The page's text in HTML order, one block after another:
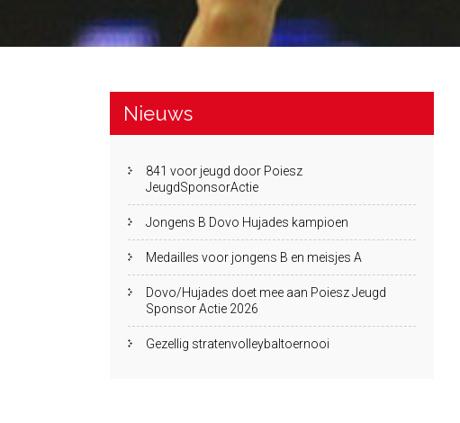
Nieuws
841 voor jeugd door Poiesz
JeugdSponsorActie
Jongens B Dovo Hujades kampioen
Medailles voor jongens B en meisjes A
Dovo/Hujades doet mee aan Poiesz Jeugd
Sponsor Actie 2026
Gezellig stratenvolleybaltoernooi